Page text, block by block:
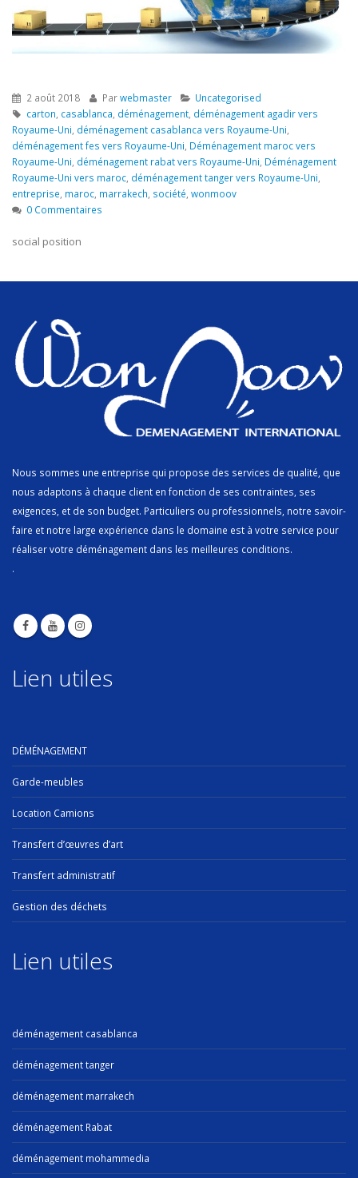
2 août 2018 Parwebmaster
Uncategorised
carton, casablanca, déménagement, déménagement agadir vers
Royaume-Uni, déménagement casablanca vers Royaume-Uni,
déménagement fes vers Royaume-Uni, Déménagement maroc vers
Royaume-Uni, déménagement rabat vers Royaume-Uni, Déménagement
Royaume-Uni vers maroc, déménagement tanger vers Royaume-Uni,
entreprise, maroc, marrakech, société, wonmoov
0 Commentaires
social position
Nous sommes une entreprise qui propose des services de qualité, que
nous adaptons à chaque client en fonction de ses contraintes, ses
exigences, et de son budget. Particuliers ou professionnels, notre savoir-
faire et notre large expérience dans le domaine est à votre service pour
réaliser votre déménagement dans les meilleures conditions.
.
Lien utiles
DÉMÉNAGEMENT
Garde-meubles
Location Camions
Transfert d’œuvres d’art
Transfert administratif
Gestion des déchets
Lien utiles
déménagement casablanca
déménagement tanger
déménagement marrakech
déménagement Rabat
déménagement mohammedia